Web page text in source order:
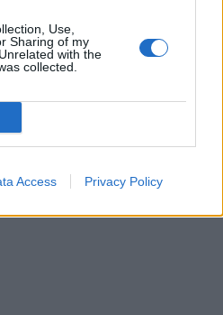
Use,
Sharing of my
with the
collected.
Access Privacy Policy